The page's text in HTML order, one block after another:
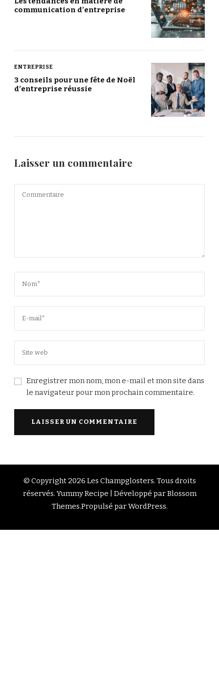
communication d’entreprise
ENTREPRISE
3 conseils pour une fête de Noël
d’entreprise réussie
Laisser un commentaire
Enregistrer mon nom, mon e-mail et mon site dans
le navigateur pour mon prochain commentaire.
© Copyright 2026 Les Champglosters. Tous droits
réservés.Yummy Recipe | Développé parBlossom
Themes.Propulsé parWordPress.